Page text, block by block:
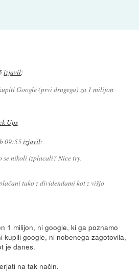
izjavil:
Google (prvi drugega) za 1 milijon
Ups
09:55izjavil:
se nikoli izplacali? Nice try.
tako z dividendami kot z višjo
1 milijon, ni google, ki ga poznamo
kupili google, ni nobenega zagotovila,
je danes.
na tak način.